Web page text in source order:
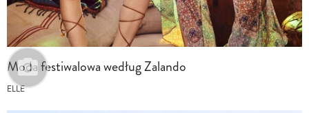
Moda festiwalowa według Zalando
ELLE